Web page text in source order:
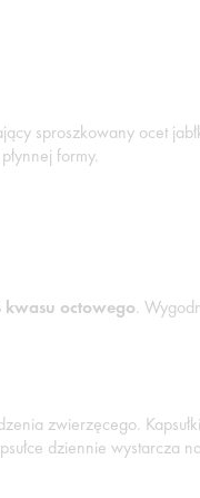
sproszkowany ocet
formy.
kwasu octowego.
zwierzęcego.
dziennie wystarcza na